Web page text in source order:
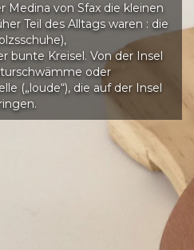
Medina von Sfax die kleinen
Teil des Alltags waren : die
bunte Kreisel. Von der Insel
oder
(„loude“), die auf der Insel